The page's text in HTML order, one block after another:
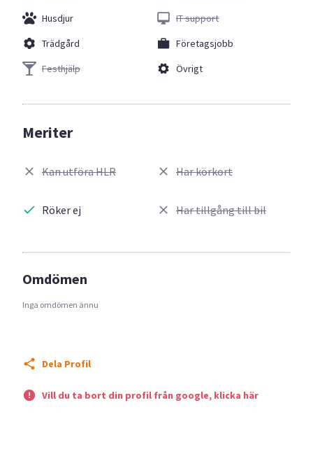
Husdjur
Trädgård
Festhjälp
IT support
Företagsjobb
Övrigt
Meriter
Kan utföra HLR
Röker ej
Har körkort
Har tillgång till bil
Omdömen
Inga omdömen ännu
Dela Profil
Vill du ta bort din profil från google, klicka här